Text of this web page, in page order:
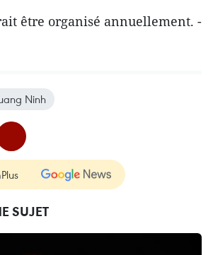
être organisé annuellement. -
Ninh
SUJET